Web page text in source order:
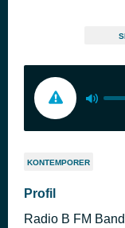
KONTEMPORER
Profil
Radio B FM